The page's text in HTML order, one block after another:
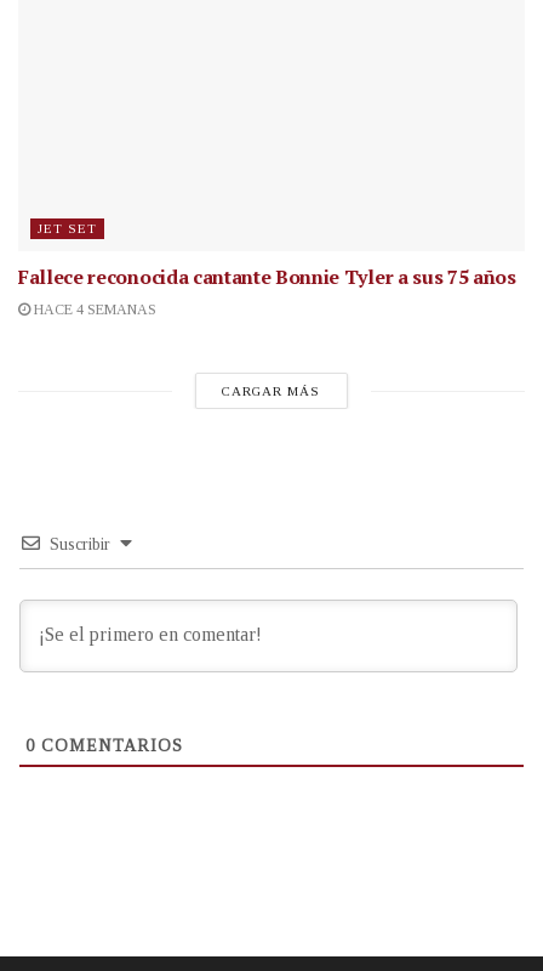
JET SET
Fallece reconocida cantanteBonnie Tyler a sus 75 años
HACE 4 SEMANAS
CARGAR MÁS
Suscribir
0 COMENTARIOS